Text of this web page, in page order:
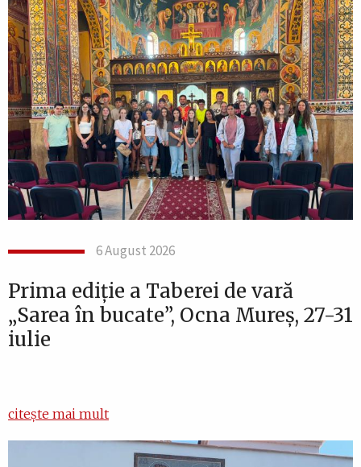
6 August 2026
Prima ediție a Taberei de vară
„Sarea în bucate”, Ocna Mureș, 27-31
iulie
citește mai mult